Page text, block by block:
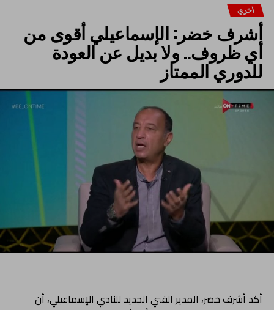
اخري
أشرف خضر: الإسماعيلي أقوى من
أي ظروف.. ولا بديل عن العودة
للدوري الممتاز
أكد أشرف خضر، المدير الفني الجديد للنادي الإسماعيلي، أن